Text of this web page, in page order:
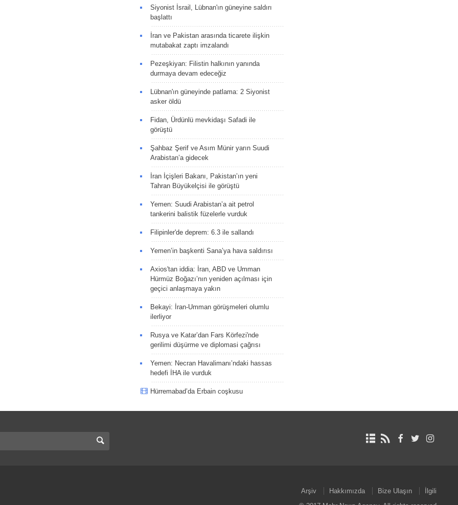
Siyonist İsrail, Lübnan'ın güneyine saldırı
başlattı
İran ve Pakistan arasında ticarete ilişkin
mutabakat zaptı imzalandı
Pezeşkiyan: Filistin halkının yanında
durmaya devam edeceğiz
Lübnan'ın güneyinde patlama: 2 Siyonist
asker öldü
Fidan, Ürdünlü mevkidaşı Safadi ile
görüştü
Şahbaz Şerif ve Asım Münir yarın Suudi
Arabistan’a gidecek
İran İçişleri Bakanı, Pakistan’ın yeni
Tahran Büyükelçisi ile görüştü
Yemen: Suudi Arabistan’a ait petrol
tankerini balistik füzelerle vurduk
Filipinler'de deprem: 6.3 ile sallandı
Yemen’in başkenti Sana’ya hava saldırısı
Axios'tan iddia: İran, ABD ve Umman
Hürmüz Boğazı’nın yeniden açılması için
geçici anlaşmaya yakın
Bekayi: İran-Umman görüşmeleri olumlu
ilerliyor
Rusya ve Katar’dan Fars Körfezi'nde
gerilimi düşürme ve diplomasi çağrısı
Yemen: Necran Havalimanı’ndaki hassas
hedefi İHA ile vurduk
Hürremabad’da Erbain coşkusu
Arşiv Hakkımızda Bize Ulaşın
İlgili